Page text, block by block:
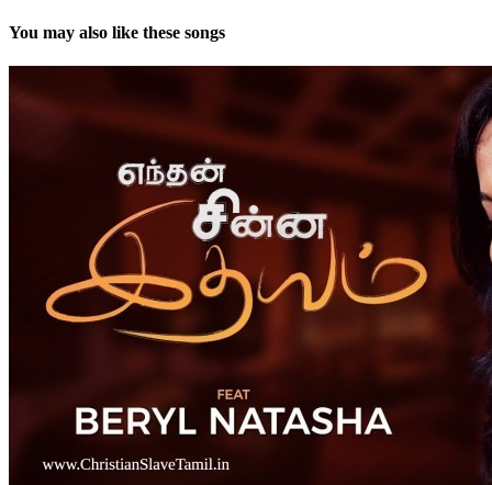
You may also like these songs